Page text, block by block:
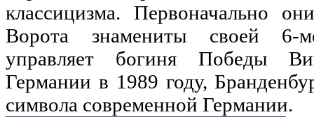
классицизма. Первоначально
Ворота знамениты своей 6-
управляет богиня Победы
Германии в 1989 году,
символа современной Германии.